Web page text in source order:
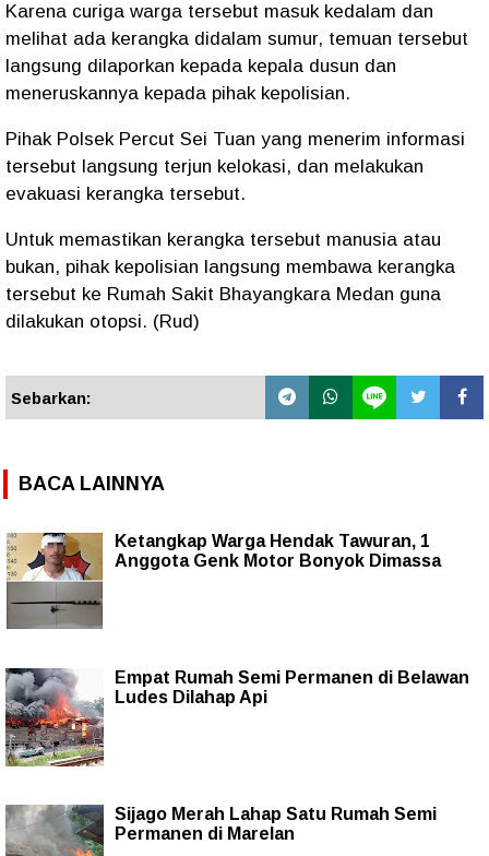
Karena curiga warga tersebut masuk kedalam dan
melihat ada kerangka didalam sumur, temuan tersebut
langsung dilaporkan kepada kepala dusun dan
meneruskannya kepada pihak kepolisian.
Pihak Polsek Percut Sei Tuan yang menerim informasi
tersebut langsung terjun kelokasi, dan melakukan
evakuasi kerangka tersebut.
Untuk memastikan kerangka tersebut manusia atau
bukan, pihak kepolisian langsung membawa kerangka
tersebut ke Rumah Sakit Bhayangkara Medan guna
dilakukan otopsi. (Rud)
Sebarkan:
BACA LAINNYA
Ketangkap Warga Hendak Tawuran, 1
Anggota Genk Motor Bonyok Dimassa
Empat Rumah Semi Permanen di Belawan
Ludes Dilahap Api
Sijago Merah Lahap Satu Rumah Semi
Permanen di Marelan